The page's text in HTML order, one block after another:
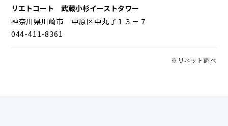
リエトコート 武蔵小杉イーストタワー
神奈川県川崎市 中原区中丸子１３－７
044-411-8361
※リネット調べ